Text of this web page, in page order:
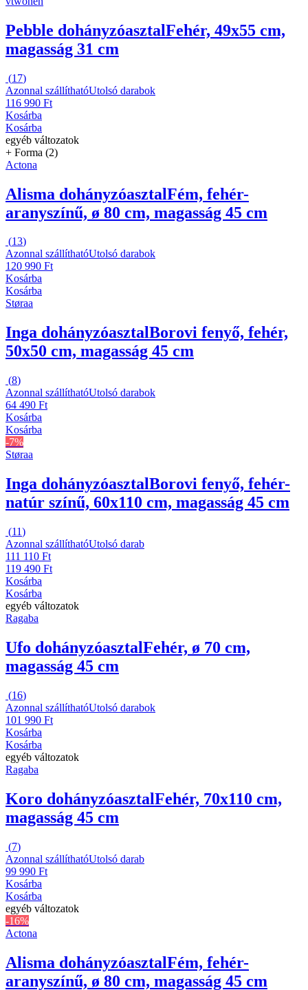
Pebble dohányzóasztalFehér, 49x55 cm,
magasság 31 cm
(17)
Azonnal szállíthatóUtolsó darabok
116 990 Ft
Kosárba
Kosárba
egyéb változatok
+ Forma (2)
Actona
Alisma dohányzóasztalFém, fehér-
aranyszínű, ø 80 cm, magasság 45 cm
(13)
Azonnal szállíthatóUtolsó darabok
120 990 Ft
Kosárba
Kosárba
Støraa
Inga dohányzóasztalBorovi fenyő, fehér,
50x50 cm, magasság 45 cm
(8)
Azonnal szállíthatóUtolsó darabok
64 490 Ft
Kosárba
Kosárba
-7%
Støraa
Inga dohányzóasztalBorovi fenyő, fehér-
natúr színű, 60x110 cm, magasság 45 cm
(11)
Azonnal szállíthatóUtolsó darab
111 110 Ft
119 490 Ft
Kosárba
Kosárba
egyéb változatok
Ragaba
Ufo dohányzóasztalFehér, ø 70 cm,
magasság 45 cm
(16)
Azonnal szállíthatóUtolsó darabok
101 990 Ft
Kosárba
Kosárba
egyéb változatok
Ragaba
Koro dohányzóasztalFehér, 70x110 cm,
magasság 45 cm
(7)
Azonnal szállíthatóUtolsó darab
99 990 Ft
Kosárba
Kosárba
egyéb változatok
-16%
Actona
Alisma dohányzóasztalFém, fehér-
aranyszínű, ø 80 cm, magasság 45 cm